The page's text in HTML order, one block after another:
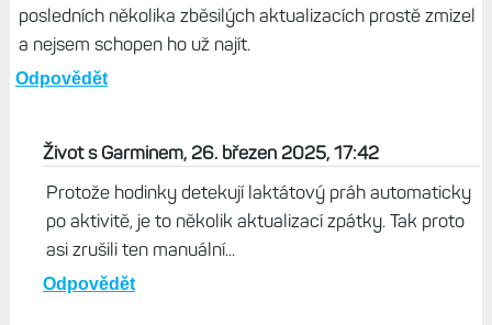
posledních několika zběsilých aktualizacích prostě zmizel
a nejsem schopen ho už najít.
Odpovědět
Život s Garminem, 26. březen 2025, 17:42
Protože hodinky detekují laktátový práh automaticky
po aktivitě, je to několik aktualizací zpátky. Tak proto
asi zrušili ten manuální...
Odpovědět